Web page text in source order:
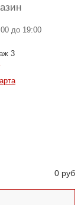
до 19:00
3
0 руб